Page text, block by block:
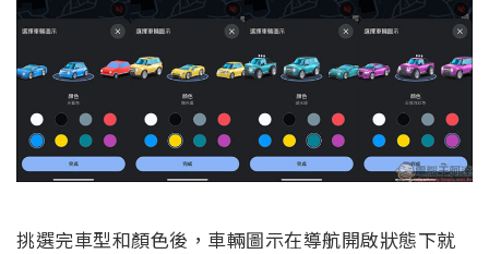
挑選完車型和顏色後，車輛圖示在導航開啟狀態下就